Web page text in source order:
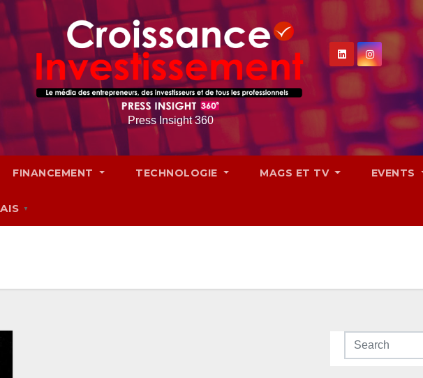
Press Insight 360
FINANCEMENT TECHNOLOGIE MAGS ET TV EVENTS
▼